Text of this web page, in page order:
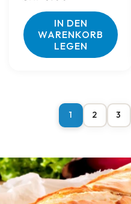
Preis
IN DEN
WARENKORB
LEGEN
1 2 3